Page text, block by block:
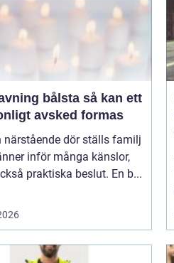
bålsta så kan ett
avsked formas
närstående dör ställs familj
inför många känslor,
praktiska beslut. En b...